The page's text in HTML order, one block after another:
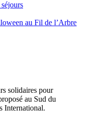
au Fil de l’Arbre
solidaires pour
au Sud du
International.